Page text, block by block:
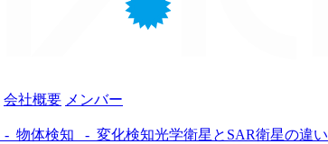
会社概要 メンバー
- 物体検知​ - 変化検知​光学衛星とSAR衛星の違い